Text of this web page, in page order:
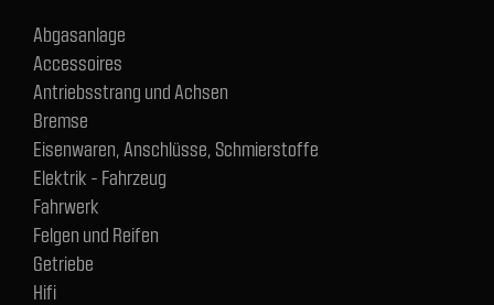
Abgasanlage
Accessoires
Antriebsstrang und Achsen
Bremse
Eisenwaren, Anschlüsse, Schmierstoffe
Elektrik - Fahrzeug
Fahrwerk
Felgen und Reifen
Getriebe
Hifi